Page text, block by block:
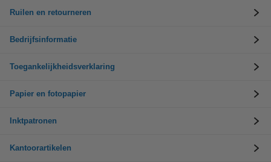
Ruilen en retourneren
Bedrijfsinformatie
Toegankelijkheidsverklaring
Papier en fotopapier
Inktpatronen
Kantoorartikelen